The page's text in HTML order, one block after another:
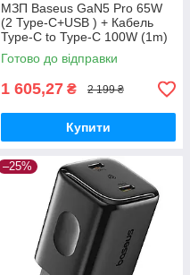
МЗП Baseus GaN5 Pro 65W
(2 Type-С+USB ) + Кабель
Type-C to Type-C 100W (1m)
white
Готово до відправки
1 605,27 ₴ 2 199 ₴
Купити
–25%